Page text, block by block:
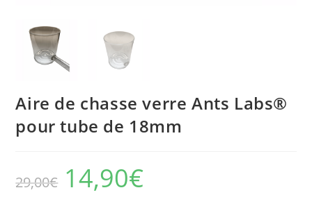
Aire de chasse verre Ants Labs®
pour tube de 18mm
29,00€
Le
prix
initial
14,90€